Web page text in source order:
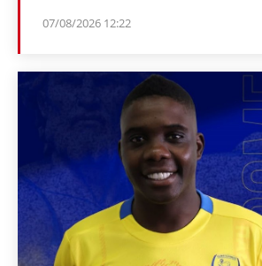
07/08/2026 12:22